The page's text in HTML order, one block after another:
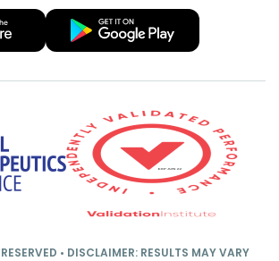
• DISCLAIMER: RESULTS MAY VARY